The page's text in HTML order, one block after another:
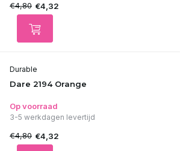
€4,80 €4,32
Durable
Dare 2194 Orange
Op voorraad
3-5 werkdagen levertijd
€4,80 €4,32